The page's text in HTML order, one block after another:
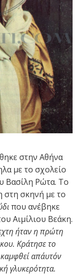
στην Αθήνα
με το σχολείο
Βασίλη Ρώτα. Το
στη σκηνή με το
που ανέβηκε
Αιμίλιου Βεάκη.
ήταν η πρώτη
Κράτησε το
απάυτόν
γλυκερότητα.